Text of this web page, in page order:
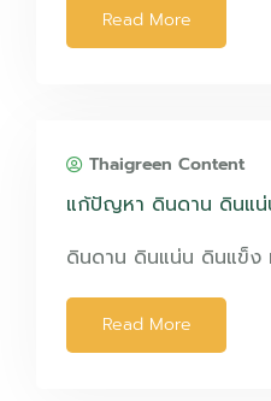
Read More
Thaigreen Content
แก้ปัญหา ดินดาน ดินแ
ดินดาน ดินแน่น ดินแข็ง
Read More